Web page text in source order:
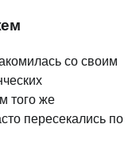
со своим
того же
пересекались по